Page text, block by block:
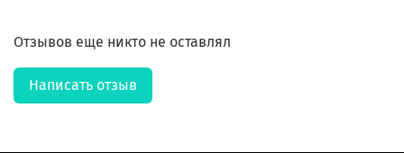
Отзывов еще никто не оставлял
Написать отзыв